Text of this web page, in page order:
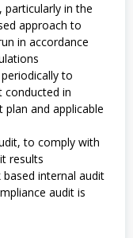
particularly in the
approach to
in accordance
to
conducted in
and applicable
to comply with
results
internal audit
audit is